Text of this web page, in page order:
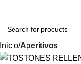
Inicio Aperitivos